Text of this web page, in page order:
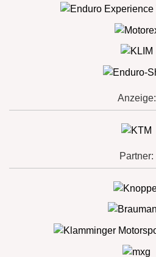
Anzeige:
Partner: